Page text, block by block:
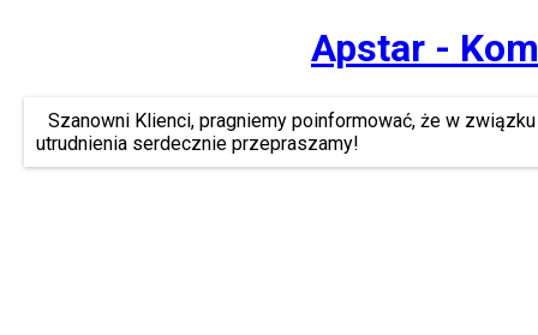
Apstar -
Szanowni Klienci, pragniemy poinformować, że w
utrudnienia serdecznie przepraszamy!